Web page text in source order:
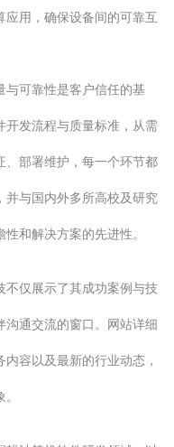
应用，确保设备间的可靠互
与可靠性是客户信任的基
开发流程与质量标准，从需
、部署维护，每一个环节都
并与国内外多所高校及研究
和解决方案的先进性。
不仅展示了其成功案例与技
沟通交流的窗口。网站详细
容以及最新的行业动态，